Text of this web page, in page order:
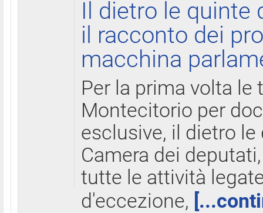
Il dietro le quinte
il racconto dei
macchina
Per la prima volta le
Montecitorio per
esclusive, il dietro
Camera dei
tutte le attività
d'eccezione,